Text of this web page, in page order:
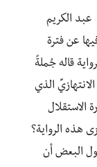
الكريم
عن فترة
قاله جُملةً
الذي
الاستقلال
هذه الرواية؟
البعض أن